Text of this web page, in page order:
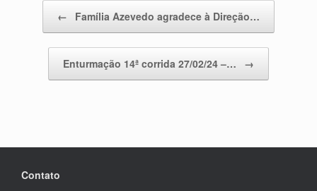
← Família Azevedo agradece à Direção…
Enturmação 14ª corrida 27/02/24 –… →
Contato